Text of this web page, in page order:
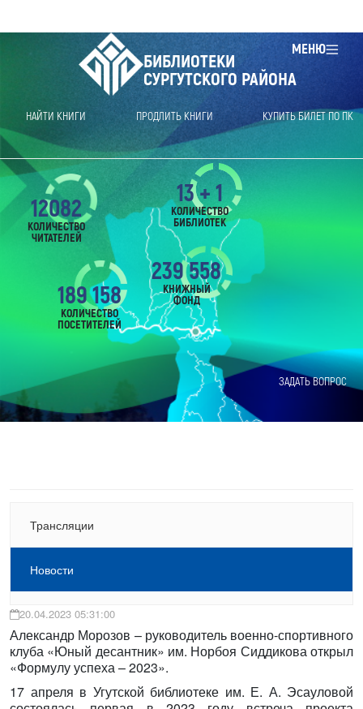
МЕНЮ
БИБЛИОТЕКИ
СУРГУТСКОГО РАЙОНА
НАЙТИ КНИГИ ПРОДЛИТЬ КНИГИ КУПИТЬ БИЛЕТ ПО ПК
ЗАДАТЬ ВОПРОС
12082
КОЛИЧЕСТВО
ЧИТАТЕЛЕЙ
189 158
КОЛИЧЕСТВО
ПОСЕТИТЕЛЕЙ
239 558
КНИЖНЫЙ
ФОНД
13 + 1
КОЛИЧЕСТВО
БИБЛИОТЕК
Трансляции
Новости
20.04.2023 05:31:00
Александр Морозов – руководитель военно-спортивного
клуба «Юный десантник» им. Норбоя Сиддикова открыл
«Формулу успеха – 2023».
17 апреля в Угутской библиотеке им. Е. А. Эсауловой